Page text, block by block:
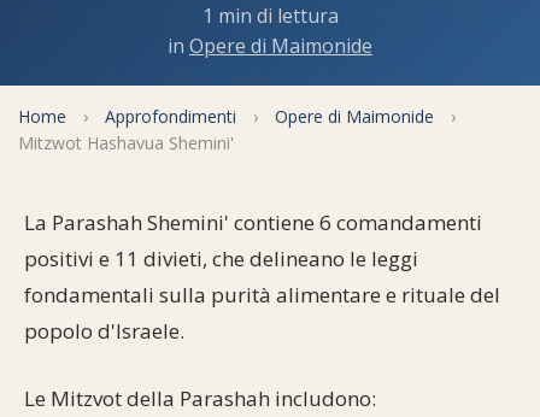
Informativa Privacy
Libri di preghiera
Regole di Halachà
La tradizione orale
Filosofia e Pensiero
Momenti di Torah
Servizi on-
line
Orari di Shabbat
Convertitore di date
Vendita del chametz
Mappa del sito
Cucina tipica
Approfondimenti
Cultura e società
Aspetti di vita ebraica
Partecipa
Mangiare casher
1 min di lettura
in Opere di Maimonide
Home › Approfondimenti › Opere di Maimonide
›
Mitzwot Hashavua Shemini'
La Parashah Shemini' contiene 6 comandamenti
positivi e 11 divieti, che delineano le leggi
fondamentali sulla purità alimentare e rituale del
popolo d'Israele.
Le Mitzvot della Parashah includono: